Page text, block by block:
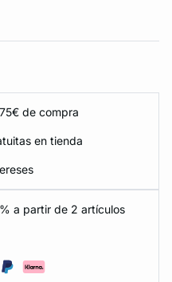
de compra
en tienda
a partir de 2 artículos